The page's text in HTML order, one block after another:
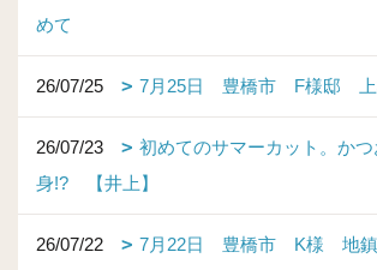
めて
26/07/25 7月25日 豊橋市 F様邸 上
26/07/23
初めてのサマーカット。か
身!? 【井上】
26/07/22 7月22日 豊橋市 K様 地